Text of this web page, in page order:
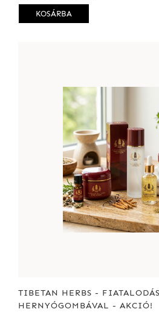
KOSÁRBA
TIBETAN HERBS -
HERNYÓGOMBÁVAL - AKCIÓ!